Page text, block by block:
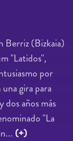
Berriz (Bizkaia)
"Latidos",
por
gira para
dos años más
"La
(+)